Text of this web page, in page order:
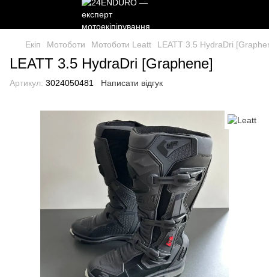
Екіп Мотоботи Мотоботи Leatt LEATT 3.5 HydraDri
LEATT 3.5 HydraDri [Graphene]
Артикул: 3024050481 Написати відгук